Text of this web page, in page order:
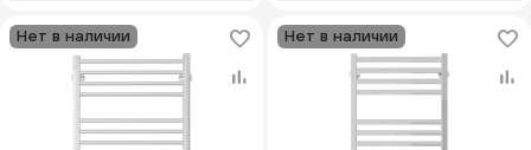
Нет в наличии Нет в наличии